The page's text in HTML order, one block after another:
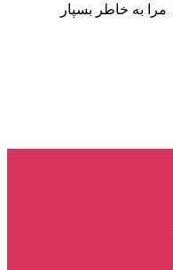
مرا به خاطر بسپار